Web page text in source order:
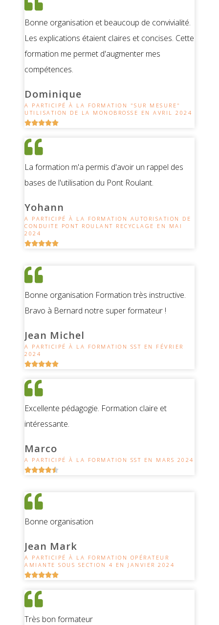
Bonne organisation et beaucoup de convivialité.
Les explications étaient claires et concises. Cette
formation me permet d'augmenter mes
compétences.
Dominique
A PARTICIPÉ À LA FORMATION "SUR MESURE"
UTILISATION DE LA MONOBROSSE EN AVRIL 2024

La formation m'a permis d'avoir un rappel des
bases de l'utilisation du Pont Roulant.
Yohann
A PARTICIPÉ À LA FORMATION AUTORISATION DE
CONDUITE PONT ROULANT RECYCLAGE EN MAI
2024

Bonne organisation Formation très instructive.
Bravo à Bernard notre super formateur !
Jean Michel
A PARTICIPÉ À LA FORMATION SST EN FÉVRIER
2024

Excellente pédagogie. Formation claire et
intéressante.
Marco
A PARTICIPÉ À LA FORMATION SST EN MARS 2024

Bonne organisation
Jean Mark
A PARTICIPÉ À LA FORMATION OPÉRATEUR
AMIANTE SOUS SECTION 4 EN JANVIER 2024

Très bon formateur